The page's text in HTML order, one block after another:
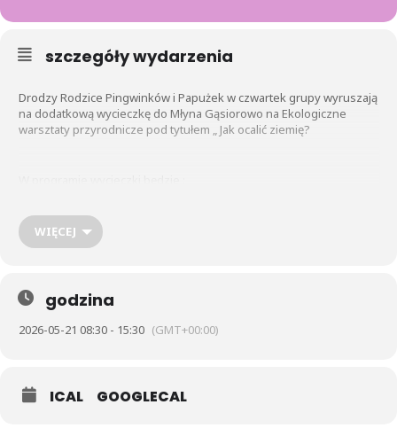
szczegóły wydarzenia
Drodzy Rodzice Pingwinków i Papużek w czwartek grupy wyruszają
na dodatkową wycieczkę do Młyna Gąsiorowo na Ekologiczne
warsztaty przyrodnicze pod tytułem „ Jak ocalić ziemię?
– Szukanie odpowiedzi na pytania ,,Co to jest ekologia?”, ,,Co jest
dobre, a co złe dla środowiska?”, ,,Dlaczego segregujemy śmieci?”
-Wesołe warsztaty z wykorzystaniem plansz edukacyjnych.
-Rozpoznajemy zwierzęta po głosie – zabawa przy tablicy
WIĘCEJ
godzina
2026-05-21 08:30 - 15:30 (GMT+00:00)
ICAL GOOGLECAL